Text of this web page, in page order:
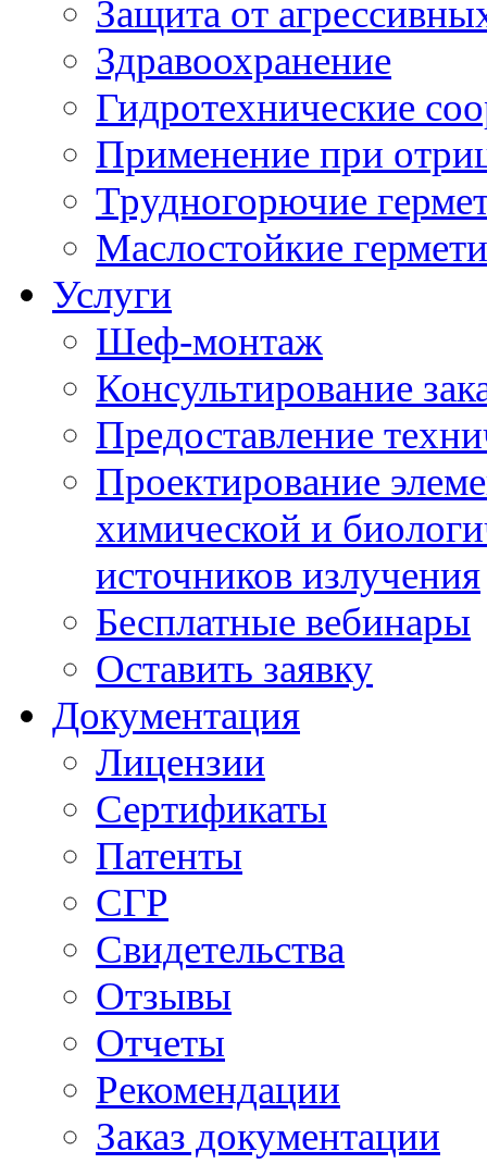
Защита от
Здравоохранение
Гидротехнические
Применение при
Трудногорючие
Маслостойкие
Услуги
Шеф-монтаж
Консультирование
Предоставление
Проектирование
химической и
источников излучения
Бесплатные вебинары
Оставить заявку
Документация
Лицензии
Сертификаты
Патенты
СГР
Свидетельства
Отзывы
Отчеты
Рекомендации
Заказ документации